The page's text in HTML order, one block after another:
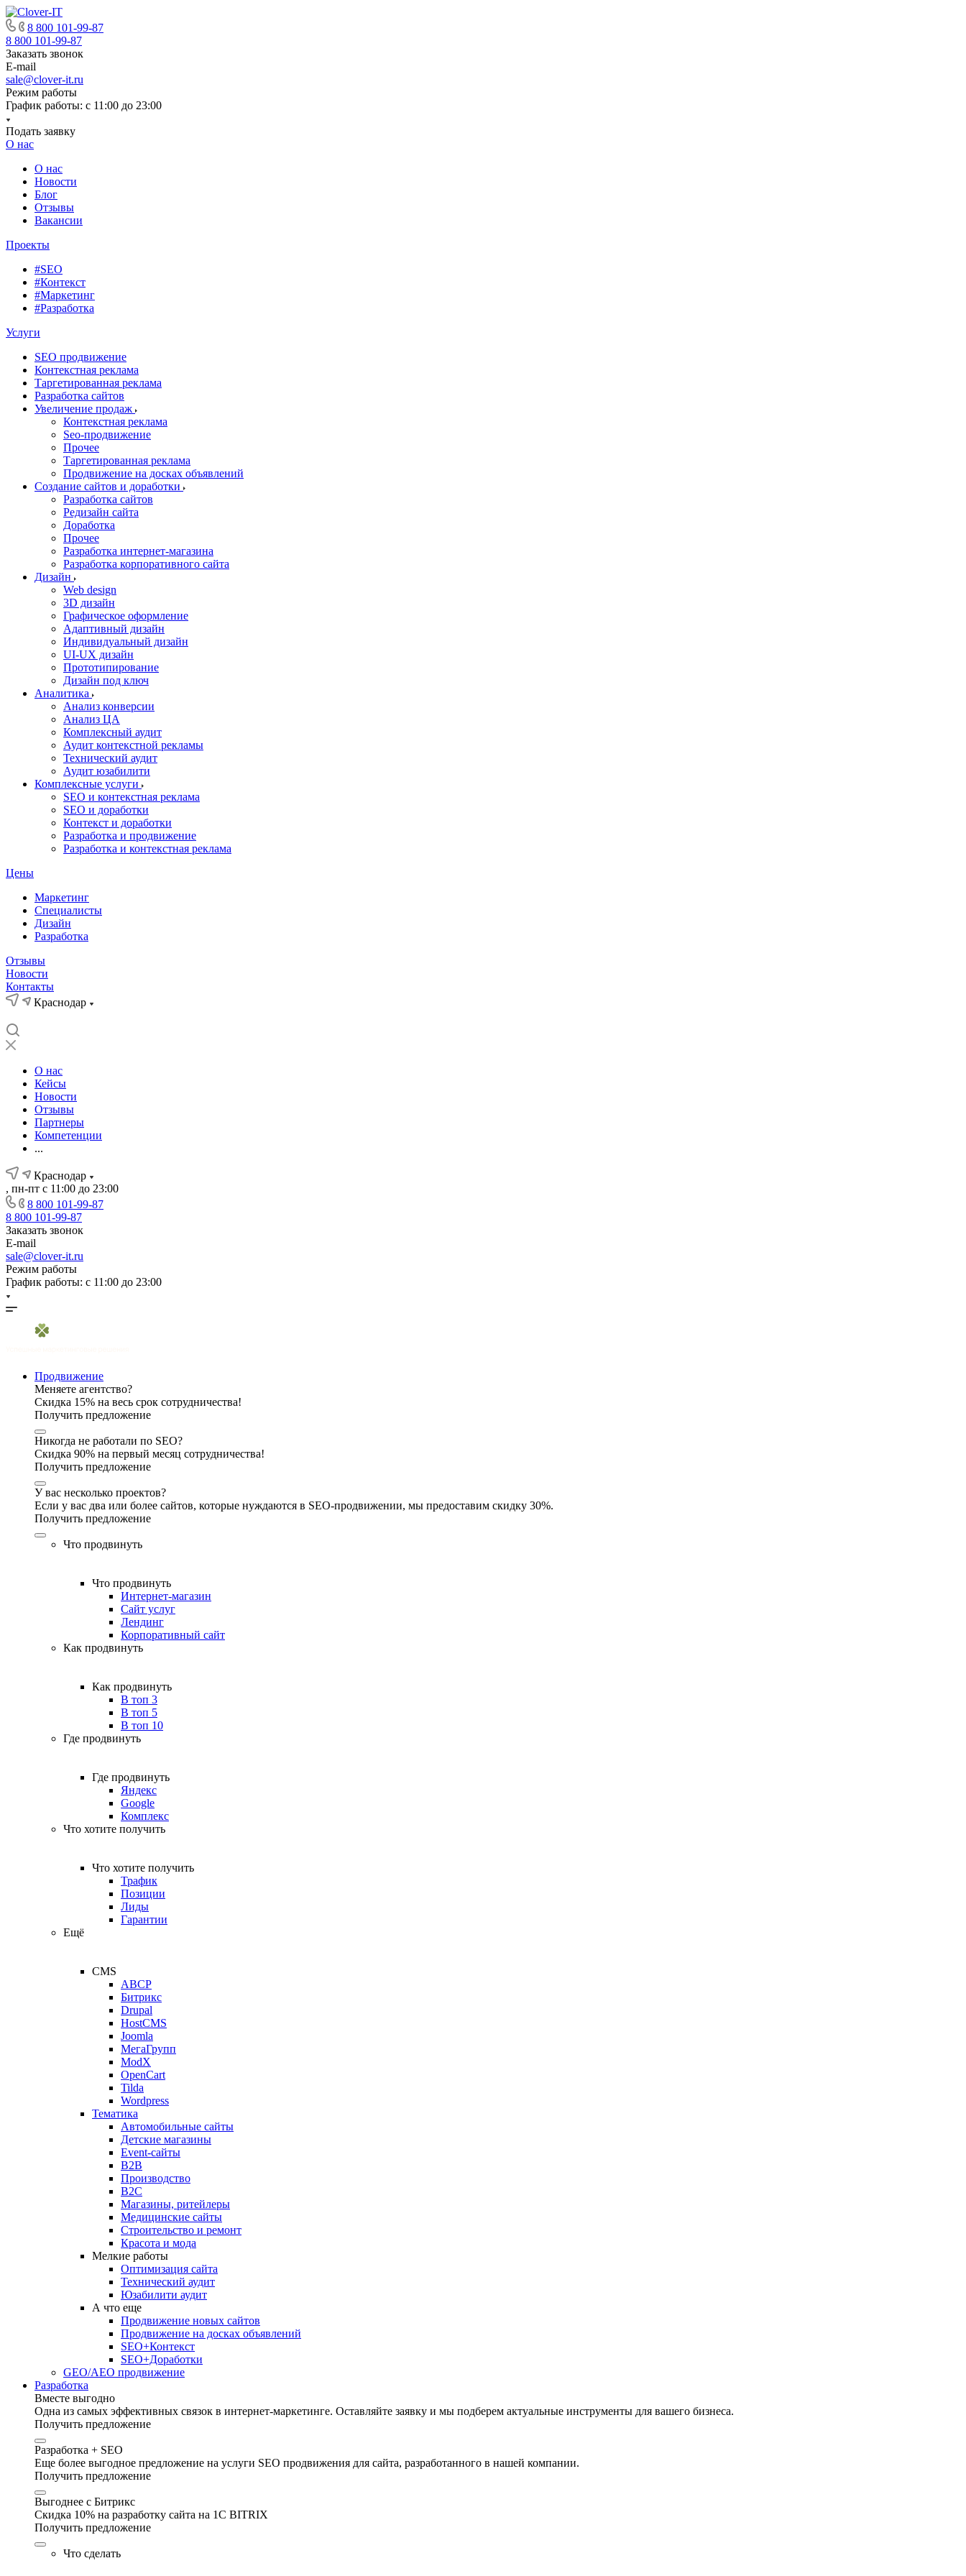
8 800 101-99-87
8 800 101-99-87
Заказать звонок
E-mail
sale@clover-it.ru
Режим работы
График работы: с 11:00 до 23:00
Подать заявку
О нас
О нас
Новости
Блог
Отзывы
Вакансии
Проекты
#SEO
#Контекст
#Маркетинг
#Разработка
Услуги
SEO продвижение
Контекстная реклама
Таргетированная реклама
Разработка сайтов
Увеличение продаж
Контекстная реклама
Seo-продвижение
Прочее
Таргетированная реклама
Продвижение на досках объявлений
Создание сайтов и доработки
Разработка сайтов
Редизайн сайта
Доработка
Прочее
Разработка интернет-магазина
Разработка корпоративного сайта
Дизайн
Web design
3D дизайн
Графическое оформление
Адаптивный дизайн
Индивидуальный дизайн
UI‑UX дизайн
Прототипирование
Дизайн под ключ
Аналитика
Анализ конверсии
Анализ ЦА
Комплексный аудит
Аудит контекстной рекламы
Технический аудит
Аудит юзабилити
Комплексные услуги
SEO и контекстная реклама
SEO и доработки
Контекст и доработки
Разработка и продвижение
Разработка и контекстная реклама
Цены
Маркетинг
Специалисты
Дизайн
Разработка
Отзывы
Новости
Контакты
Краснодар
О нас
Кейсы
Новости
Отзывы
Партнеры
Компетенции
...
Краснодар
, пн-пт с 11:00 до 23:00
8 800 101-99-87
8 800 101-99-87
Заказать звонок
E-mail
sale@clover-it.ru
Режим работы
График работы: с 11:00 до 23:00
Продвижение
Меняете агентство?
Скидка 15% на весь срок сотрудничества!
Получить предложение
Никогда не работали по SEO?
Скидка 90% на первый месяц сотрудничества!
Получить предложение
У вас несколько проектов?
Если у вас два или более сайтов, которые нуждаются в SEO-продвижении, мы предоставим скидку 30%.
Получить предложение
Что продвинуть
Что продвинуть
Интернет-магазин
Сайт услуг
Лендинг
Корпоративный сайт
Как продвинуть
Как продвинуть
В топ 3
В топ 5
В топ 10
Где продвинуть
Где продвинуть
Яндекс
Google
Комплекс
Что хотите получить
Что хотите получить
Трафик
Позиции
Лиды
Гарантии
Ещё
CMS
ABCP
Битрикс
Drupal
HostCMS
Joomla
МегаГрупп
ModX
OpenCart
Tilda
Wordpress
Тематика
Автомобильные сайты
Детские магазины
Event-сайты
B2B
Производство
B2C
Магазины, ритейлеры
Медицинские сайты
Строительство и ремонт
Красота и мода
Мелкие работы
Оптимизация сайта
Технический аудит
Юзабилити аудит
А что еще
Продвижение новых сайтов
Продвижение на досках объявлений
SEO+Контекст
SEO+Доработки
GEO/AEO продвижение
Разработка
Вместе выгодно
Одна из самых эффективных связок в интернет-маркетинге. Оставляйте заявку и мы подберем актуальные инструменты для вашего бизнеса.
Получить предложение
Разработка + SEO
Еще более выгодное предложение на услуги SEO продвижения для сайта, разработанного в нашей компании.
Получить предложение
Выгоднее с Битрикс
Скидка 10% на разработку сайта на 1C BITRIX
Получить предложение
Что сделать